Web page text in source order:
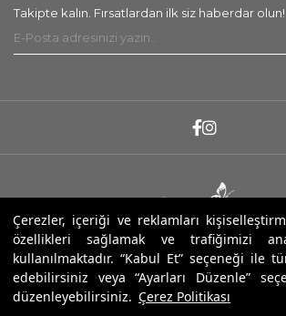
Çerezler, içeriği ve reklamları
özellikleri sağlamak ve trafiğimizi
kullanılmaktadır. “Kabul Et” seçeneği ile
edebilirsiniz veya “Ayarları Düzenle”
düzenleyebilirsiniz. Çerez Politikası
Takipte kalın. Fırsatlardan ilk siz haberdar olun!
Copyright ® 2025 Sarev. Tüm Hakları